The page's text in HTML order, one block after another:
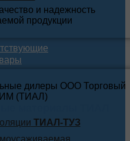
ТИАЛ-ТУЗ